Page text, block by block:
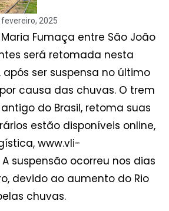
fevereiro, 2025
Fumaça entre São João
será retomada nesta
ser suspensa no último
causa das chuvas. O trem
do Brasil, retoma suas
estão disponíveis online,
www.vli-
suspensão ocorreu nos dias
devido ao aumento do Rio
chuvas.